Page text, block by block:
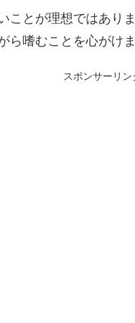
ことが理想ではあり
ら嗜むことを心がけま
スポンサーリン